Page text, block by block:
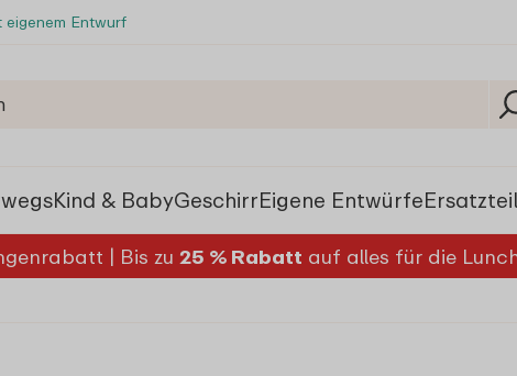
eigenem Entwurf
Kind & BabyGeschirrEigene Entwürfe
| Bis zu 25 % Rabatt auf alles für die